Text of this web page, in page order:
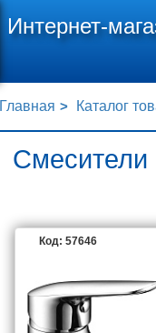
Интернет-
Главная Каталог
Смесители
Код: 57646